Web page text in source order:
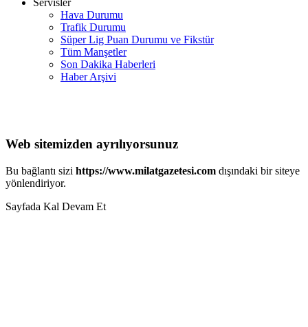
Hava Durumu
Trafik Durumu
Süper Lig Puan Durumu ve Fikstür
Tüm Manşetler
Son Dakika Haberleri
Haber Arşivi
Web sitemizden ayrılıyorsunuz
Bu bağlantı sizi https://www.milatgazetesi.com dışındaki bir siteye
yönlendiriyor.
Sayfada Kal Devam Et